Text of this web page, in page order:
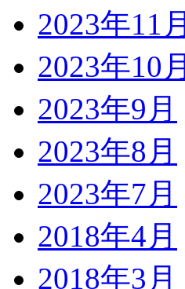
2023年11月
2023年10月
2023年9月
2023年8月
2023年7月
2018年4月
2018年3月